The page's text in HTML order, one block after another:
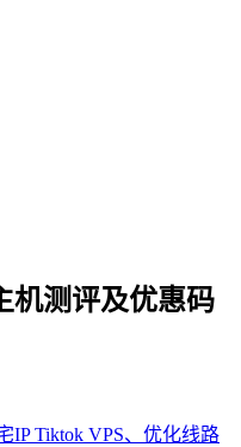
机测评及优惠码
IP Tiktok VPS、优化线路